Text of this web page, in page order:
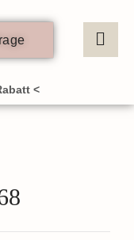
<